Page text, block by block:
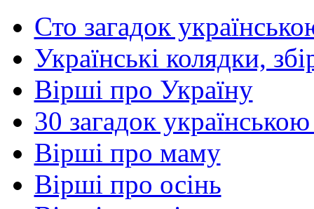
Сто загадок
Українські колядки,
Вірші про Україну
30 загадок
Вірші про маму
Вірші про осінь